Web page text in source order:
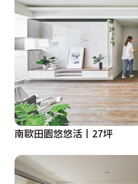
南歐田園悠悠活丨27坪